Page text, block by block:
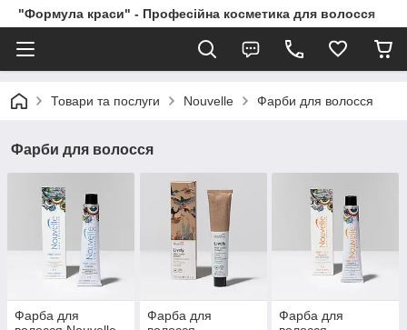
"Формула краси" - Професійна косметика для волосся
Товари та послуги Nouvelle Фарби для волосся
Фарби для волосся
Фарба для
Фарба для
Фарба для